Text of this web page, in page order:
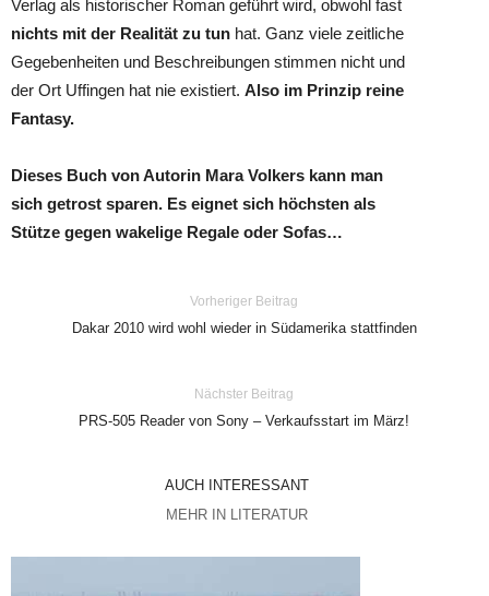
Verlag als historischer Roman geführt wird, obwohl fast
nichts mit der Realität zu tun hat. Ganz viele zeitliche
Gegebenheiten und Beschreibungen stimmen nicht und
der Ort Uffingen hat nie existiert. Also im Prinzip reine
Fantasy.
Dieses Buch von Autorin Mara Volkers kann man
sich getrost sparen. Es eignet sich höchsten als
Stütze gegen wakelige Regale oder Sofas…
Vorheriger Beitrag
Dakar 2010 wird wohl wieder in Südamerika stattfinden
Nächster Beitrag
PRS-505 Reader von Sony – Verkaufsstart im März!
AUCH INTERESSANT
MEHR IN LITERATUR